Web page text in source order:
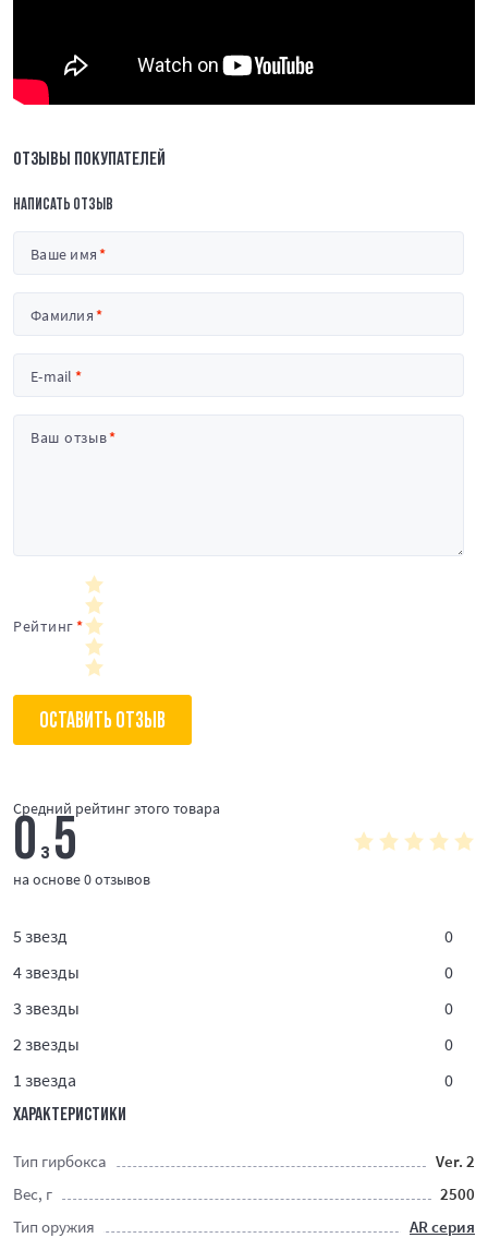
ОТЗЫВЫ ПОКУПАТЕЛЕЙ
НАПИСАТЬ ОТЗЫВ
Ваше имя
Фамилия
E-mail
Ваш отзыв
Рейтинг
ОСТАВИТЬ ОТЗЫВ
Средний рейтинг этого товара
0з 5
на основе 0 отзывов
5 звезд
0
4 звезды
0
3 звезды
0
2 звезды
0
1 звезда
0
ХАРАКТЕРИСТИКИ
Тип гирбокса
Ver. 2
Вес, г
2500
Тип оружия
AR серия